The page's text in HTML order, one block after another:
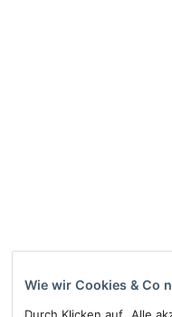
Wie wir Cookies & Co